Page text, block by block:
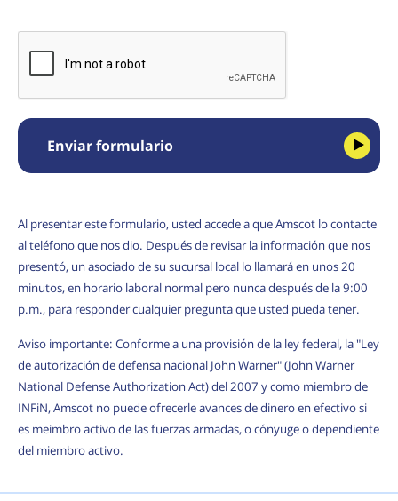
Enviar formulario
Al presentar este formulario, usted accede a que Amscot lo contacte
al teléfono que nos dio. Después de revisar la información que nos
presentó, un asociado de su sucursal local lo llamará en unos 20
minutos, en horario laboral normal pero nunca después de la 9:00
p.m., para responder cualquier pregunta que usted pueda tener.
Aviso importante: Conforme a una provisión de la ley federal, la "Ley
de autorización de defensa nacional John Warner" (John Warner
National Defense Authorization Act) del 2007 y como miembro de
INFiN, Amscot no puede ofrecerle avances de dinero en efectivo si
es meimbro activo de las fuerzas armadas, o cónyuge o dependiente
del miembro activo.